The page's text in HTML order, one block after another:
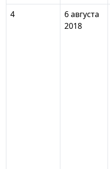
4
6 августа
2018